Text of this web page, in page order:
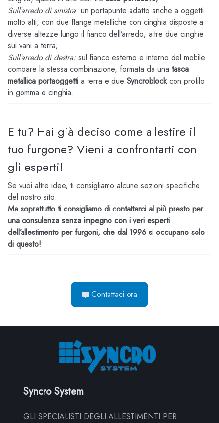
Sull’arredo di sinistra: un portapunte adatto anche a oggetti
molto alti, con due flange metalliche con cinghia disposte a
diverse altezze lungo il fianco dell’arredo; altre due cinghie
sui vani a terra;
Sull’arredo di destra: sul fianco esterno e interno del mobile
compare la stessa combinazione, formata da una tasca
metallica portaoggetti a terra e due Syncroblockcon profilo
in gomma e cinghia.
E tu? Hai già deciso come allestire il
tuo furgone? Vieni a confrontarti con
gli esperti!
Se vuoi altre idee, ti consigliamo alcune sezioni specifiche
del nostro sito:
Ma soprattutto ti consigliamo di contattarci al più presto per
una consulenza senza impegno con i veri esperti
dell’allestimento per furgoni, che dal 1996 si occupano solo
di questo!
Contattaci ora
Syncro System
GLI SPECIALISTI DEGLI ALLESTIMENTI PER